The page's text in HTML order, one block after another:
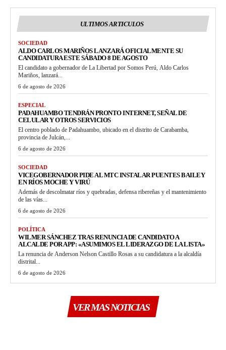
ULTIMOS ARTICULOS
SOCIEDAD
ALDO CARLOS MARIÑOS LANZARÁ OFICIALMENTE SU
CANDIDATURA ESTE SÁBADO 8 DE AGOSTO
El candidato a gobernador de La Libertad por Somos Perú, Aldo Carlos
Mariños, lanzará...
6 de agosto de 2026
ESPECIAL
PADAHUAMBO TENDRÁN PRONTO INTERNET, SEÑAL DE
CELULAR Y OTROS SERVICIOS
El centro poblado de Padahuambo, ubicado en el distrito de Carabamba,
provincia de Julcán,...
6 de agosto de 2026
SOCIEDAD
VICEGOBERNADOR PIDE AL MTC INSTALAR PUENTES BAILEY
EN RÍOS MOCHE Y VIRÚ
Además de descolmatar ríos y quebradas, defensa ribereñas y el mantenimiento
de las vías...
6 de agosto de 2026
POLÍTICA
WILMER SÁNCHEZ TRAS RENUNCIA DE CANDIDATO A
ALCALDE POR APP: «ASUMIMOS EL LIDERAZGO DE LA LISTA»
La renuncia de Anderson Nelson Castillo Rosas a su candidatura a la alcaldía
distrital...
6 de agosto de 2026
VER MAS NOTICIAS